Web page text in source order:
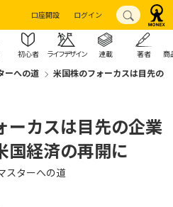
口座開設 ログイン
初心者 ライフデザイン 連載 著者 商
ーへの道
米国株のフォーカスは目先の
ーカスは目先の企業
国経済の再開に
スターへの道